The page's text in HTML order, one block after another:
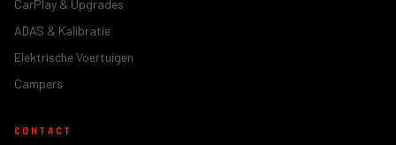
CarPlay & Upgrades
ADAS & Kalibratie
Elektrische Voertuigen
Campers
CONTACT